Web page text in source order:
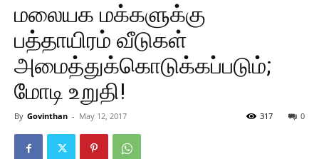
மலையக மக்களுக்கு
பத்தாயிரம் வீடுகள்
அமைத்துக்கொடுக்கப்படும்;
மோடி உறுதி!
By Govinthan - May 12, 2017 0
317